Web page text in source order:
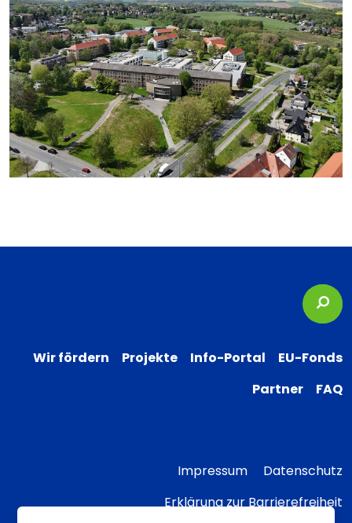
Wir fördern Projekte Info-Portal
EU-Fonds
Partner
FAQ
Impressum
Datenschutz
Erklärung zur Barrierefreiheit